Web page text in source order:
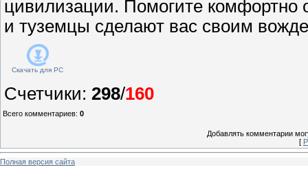
цивилизации. Помогите комфортно
и туземцы сделают вас своим
Скачать для PC
Счетчики: 298/160
Всего комментариев: 0
Добавлять комментарии
[
Полная версия сайта